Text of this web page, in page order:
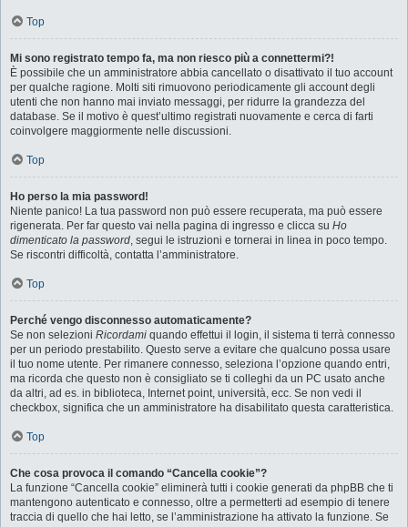
Top
Mi sono registrato tempo fa, ma non riesco più a connettermi?!
È possibile che un amministratore abbia cancellato o disattivato il tuo account
per qualche ragione. Molti siti rimuovono periodicamente gli account degli
utenti che non hanno mai inviato messaggi, per ridurre la grandezza del
database. Se il motivo è quest’ultimo registrati nuovamente e cerca di farti
coinvolgere maggiormente nelle discussioni.
Top
Ho perso la mia password!
Niente panico! La tua password non può essere recuperata, ma può essere
rigenerata. Per far questo vai nella pagina di ingresso e clicca su Ho
dimenticato la password, segui le istruzioni e tornerai in linea in poco tempo.
Se riscontri difficoltà, contatta l’amministratore.
Top
Perché vengo disconnesso automaticamente?
Se non selezioni Ricordami quando effettui il login, il sistema ti terrà connesso
per un periodo prestabilito. Questo serve a evitare che qualcuno possa usare
il tuo nome utente. Per rimanere connesso, seleziona l’opzione quando entri,
ma ricorda che questo non è consigliato se ti colleghi da un PC usato anche
da altri, ad es. in biblioteca, Internet point, università, ecc. Se non vedi il
checkbox, significa che un amministratore ha disabilitato questa caratteristica.
Top
Che cosa provoca il comando “Cancella cookie”?
La funzione “Cancella cookie” eliminerà tutti i cookie generati da phpBB che ti
mantengono autenticato e connesso, oltre a permetterti ad esempio di tenere
traccia di quello che hai letto, se l’amministrazione ha attivato la funzione. Se